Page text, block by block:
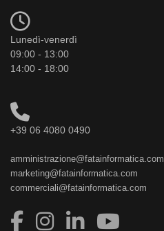
Lunedì-venerdì
09:00 - 13:00
14:00 - 18:00
+39 06 4080 0490
amministrazione@fatainformatica.com
marketing@fatainformatica.com
commerciali@fatainformatica.com